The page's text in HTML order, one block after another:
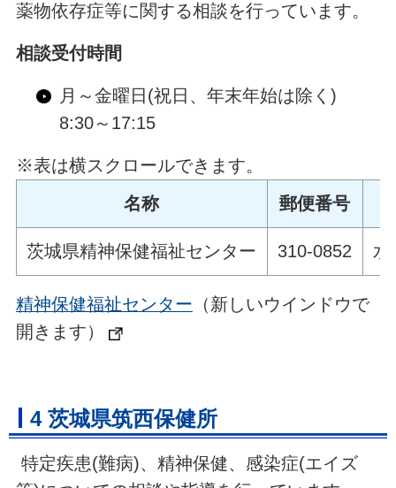
薬物依存症等に関する相談を行っています。
相談受付時間
月～金曜日(祝日、年末年始は除く)
8:30～17:15
※表は横スクロールできます。
名称
郵便番号
茨城県精神保健福祉センター 310-0852 水
精神保健福祉センター （新しいウインドウで
開きます）
4 茨城県筑西保健所
特定疾患(難病)、精神保健、感染症(エイズ